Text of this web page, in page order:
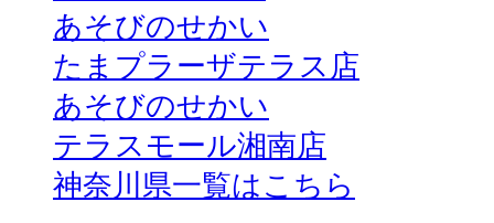
あそびのせかい
たまプラーザテラス店
あそびのせかい
テラスモール湘南店
神奈川県一覧はこちら